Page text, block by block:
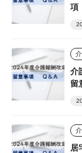
項
介
留
居